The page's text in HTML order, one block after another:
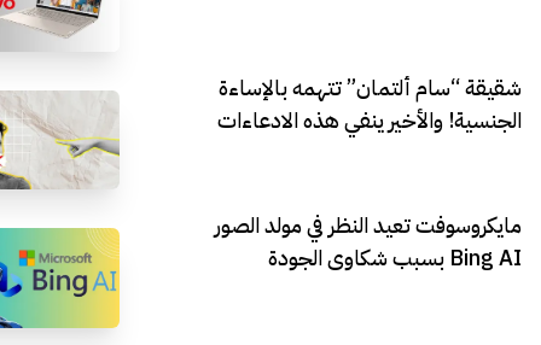
شقيقة “سام ألتمان” تتهمه بالإساءة
الجنسية! والأخير ينفي هذه الادعاءات
مايكروسوفت تعيد النظر في مولد الصور
Bing AI بسبب شكاوى الجودة